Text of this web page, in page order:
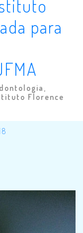
para
Florence